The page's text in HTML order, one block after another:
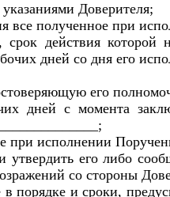
Доверителя;
все полученное при
срок действия
дней со дня его
его
дней с момента
при исполнении
утвердить его либо
со стороны
порядке и сроки,